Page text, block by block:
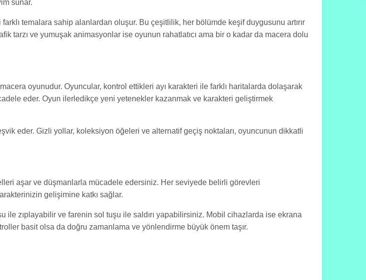
sunar.
temalara sahip alanlardan oluşur. Bu çeşitlilik, her bölümde keşif duygusunu artırır
tarzı ve yumuşak animasyonlar ise oyunun rahatlatıcı ama bir o kadar da macera dolu
oyunudur. Oyuncular, kontrol ettikleri ayı karakteri ile farklı haritalarda dolaşarak
eder. Oyun ilerledikçe yeni yetenekler kazanmak ve karakteri geliştirmek
eder. Gizli yollar, koleksiyon öğeleri ve alternatif geçiş noktaları, oyuncunun dikkatli
aşar ve düşmanlarla mücadele edersiniz. Her seviyede belirli görevleri
gelişimine katkı sağlar.
ile zıplayabilir ve farenin sol tuşu ile saldırı yapabilirsiniz. Mobil cihazlarda ise ekrana
basit olsa da doğru zamanlama ve yönlendirme büyük önem taşır.